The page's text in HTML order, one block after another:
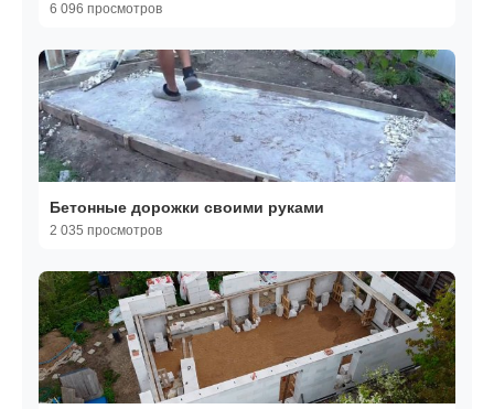
6 096 просмотров
Бетонные дорожки своими руками
2 035 просмотров